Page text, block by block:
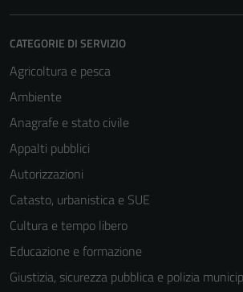
CATEGORIE DI SERVIZIO
Agricoltura e pesca
Ambiente
Anagrafe e stato civile
Appalti pubblici
Autorizzazioni
Catasto, urbanistica e SUE
Cultura e tempo libero
Educazione e formazione
Giustizia, sicurezza pubblica e polizia